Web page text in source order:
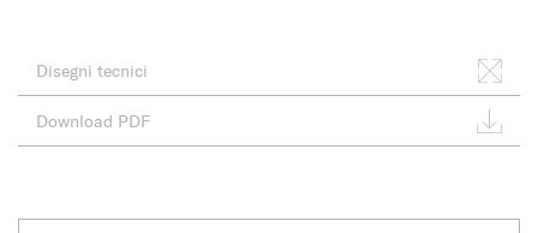
Disegni tecnici
Download PDF